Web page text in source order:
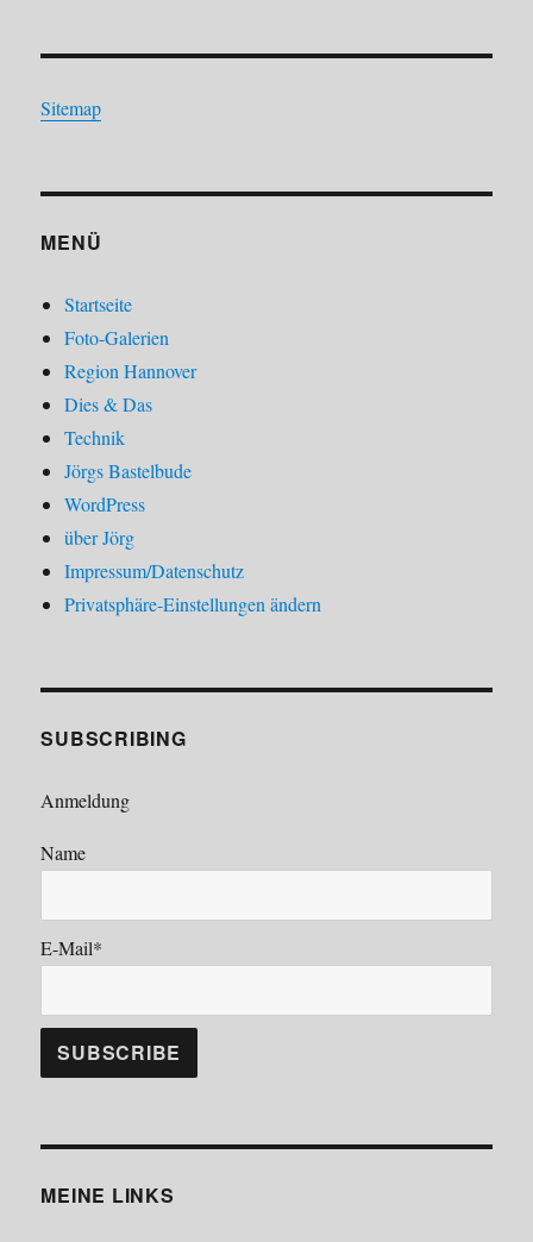
Sitemap
MENÜ
Startseite
Foto-Galerien
Region Hannover
Dies & Das
Technik
Jörgs Bastelbude
WordPress
über Jörg
Impressum/Datenschutz
Privatsphäre-Einstellungen ändern
SUBSCRIBING
Anmeldung
Name
E-Mail*
MEINE LINKS